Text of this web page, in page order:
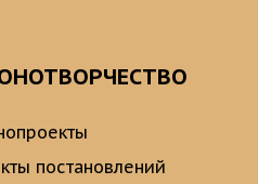
постановлений